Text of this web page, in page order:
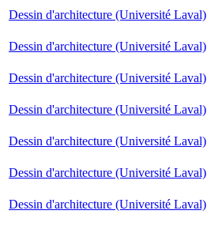
Dessin d'architecture (Université Laval)
Dessin d'architecture (Université Laval)
Dessin d'architecture (Université Laval)
Dessin d'architecture (Université Laval)
Dessin d'architecture (Université Laval)
Dessin d'architecture (Université Laval)
Dessin d'architecture (Université Laval)